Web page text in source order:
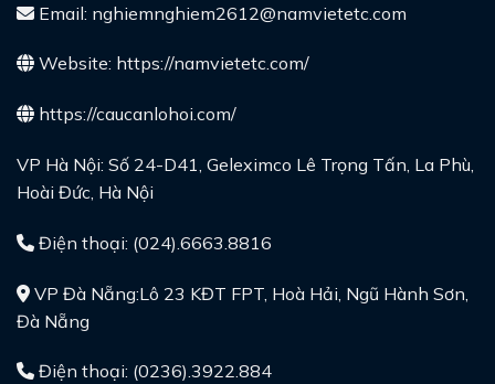
Email: nghiemnghiem2612@namvietetc.com
Website: https://namvietetc.com/
https://caucanlohoi.com/
VP Hà Nội: Số 24-D41, Geleximco Lê Trọng Tấn, La Phù,
Hoài Đức, Hà Nội
Điện thoại: (024).6663.8816
VP Đà Nẵng:Lô 23 KĐT FPT, Hoà Hải, Ngũ Hành Sơn,
Đà Nẵng
Điện thoại: (0236).3922.884